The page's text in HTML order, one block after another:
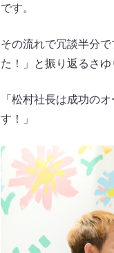
です。
その流れで冗談半分
た！」と振り返るさゆ
「松村社長は成功の
す！」